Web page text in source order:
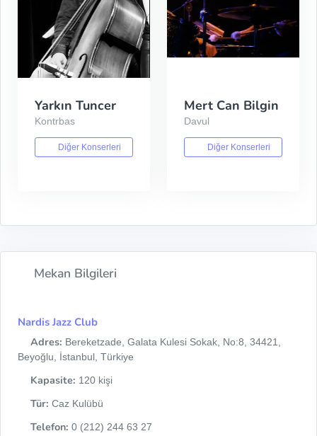
Yarkın Tuncer
Kontrbas
Diğer Konserleri
Mert Can Bilgin
Davul
Diğer Konserleri
Mekan Bilgileri
Nardis Jazz Club
Adres: Bereketzade, Galata Kulesi Sokak, No:8, 34421,
Beyoğlu, İstanbul, Türkiye
Kapasite: 120 kişi
Tür: Caz Kulübü
Telefon: 0 (212) 244 63 27